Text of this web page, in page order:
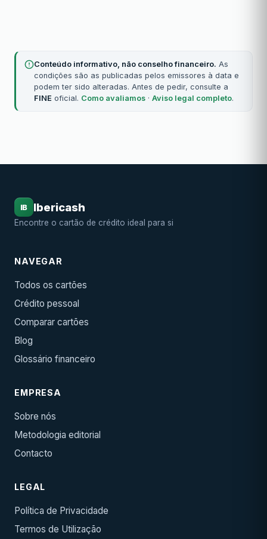
Conteúdo informativo, não conselho financeiro. As
condições são as publicadas pelos emissores à data e
podem ter sido alteradas. Antes de pedir, consulte a
FINE oficial. Como avaliamos · Aviso legal completo.
IB Ibericash
Encontre o cartão de crédito ideal para si
NAVEGAR
Todos os cartões
Crédito pessoal
Comparar cartões
Blog
Glossário financeiro
EMPRESA
Sobre nós
Metodologia editorial
Contacto
LEGAL
Política de Privacidade
Termos de Utilização